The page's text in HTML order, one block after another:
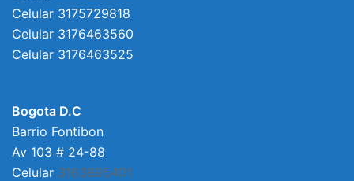
Celular 3175729818
Celular 3176463560
Celular 3176463525
Bogota D.C
Barrio Fontibon
Av 103 # 24-88
Celular 3163895401